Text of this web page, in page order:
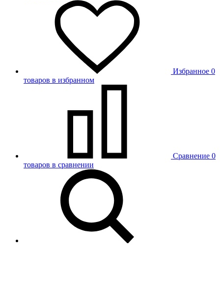
Избранное 0
товаров в избранном
Сравнение 0
товаров в сравнении